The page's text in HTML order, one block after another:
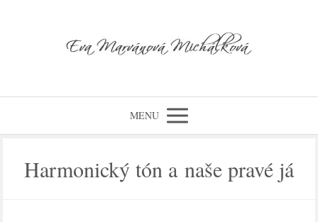
MENU
Harmonický tón a naše pravé já